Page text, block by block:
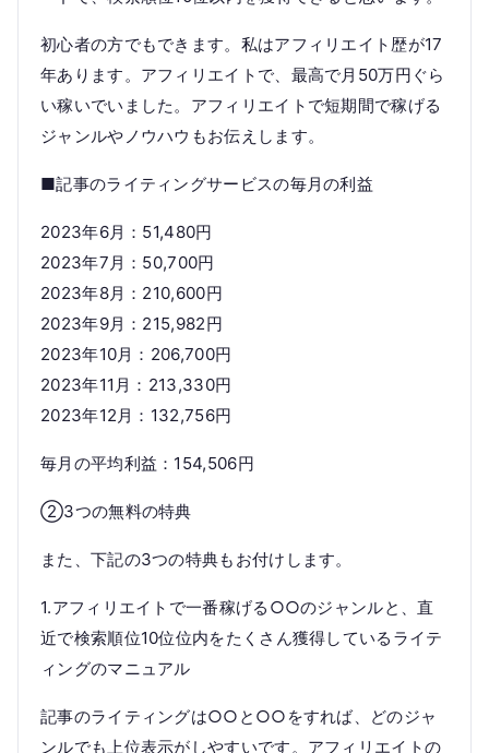
初心者の方でもできます。私はアフィリエイト歴が17
年あります。アフィリエイトで、最高で月50万円ぐら
い稼いでいました。アフィリエイトで短期間で稼げる
ジャンルやノウハウもお伝えします。
■記事のライティングサービスの毎月の利益
2023年6月：51,480円
2023年7月：50,700円
2023年8月：210,600円
2023年9月：215,982円
2023年10月：206,700円
2023年11月：213,330円
2023年12月：132,756円
毎月の平均利益：154,506円
②3つの無料の特典
また、下記の3つの特典もお付けします。
1.アフィリエイトで一番稼げる○○のジャンルと、直
近で検索順位10位位内をたくさん獲得しているライテ
ィングのマニュアル
記事のライティングは○○と○○をすれば、どのジャ
ンルでも上位表示がしやすいです。アフィリエイトの